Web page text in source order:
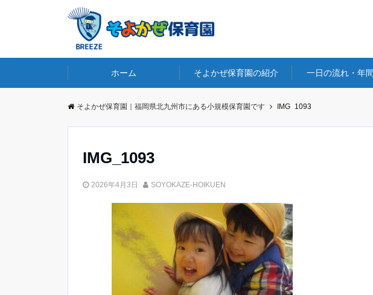
ホーム そよかぜ保育園の紹介 一日の流れ・年
そよかぜ保育園｜福岡県北九州市にある小規模保育園です IMG_1093
IMG_1093
2026年4月3日 SOYOKAZE-HOIKUEN